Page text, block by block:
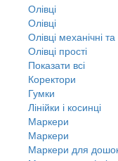
Олівці
Олівці
Олівці механічні та
Олівці прості
Показати всі
Коректори
Гумки
Лінійки і косинці
Маркери
Маркери
Маркери для